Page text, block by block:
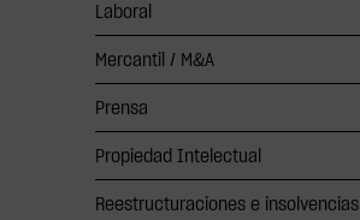
Laboral
Mercantil / M&A
Prensa
Propiedad Intelectual
Reestructuraciones e insolvencias